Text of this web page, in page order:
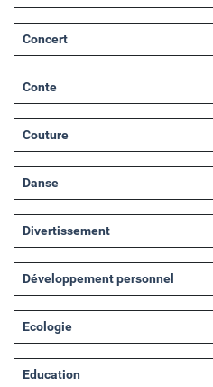
Concert
Conte
Couture
Danse
Divertissement
Développement personnel
Ecologie
Education